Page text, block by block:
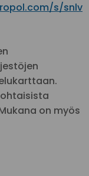
s/snlv
on myös